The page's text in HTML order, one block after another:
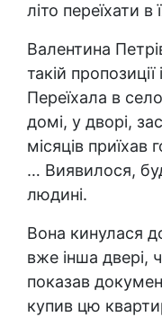
літо переїхати в
Валентина
такій
Переїхала в
домі, у дворі,
місяців приїхав
… Виявилося,
людині.
Вона кинулася
вже інша двері,
показав
купив цю